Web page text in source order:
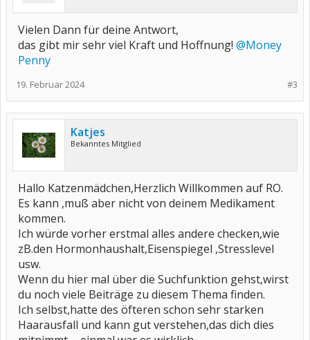
Vielen Dann für deine Antwort,
das gibt mir sehr viel Kraft und Hoffnung! @Money
Penny
#3
19. Februar 2024
Katjes
Bekanntes Mitglied
Hallo Katzenmädchen,Herzlich Willkommen auf RO.
Es kann ,muß aber nicht von deinem Medikament
kommen.
Ich würde vorher erstmal alles andere checken,wie
zB.den Hormonhaushalt,Eisenspiegel ,Stresslevel
usw.
Wenn du hier mal über die Suchfunktion gehst,wirst
du noch viele Beiträge zu diesem Thema finden.
Ich selbst,hatte des öfteren schon sehr starken
Haarausfall und kann gut verstehen,das dich dies